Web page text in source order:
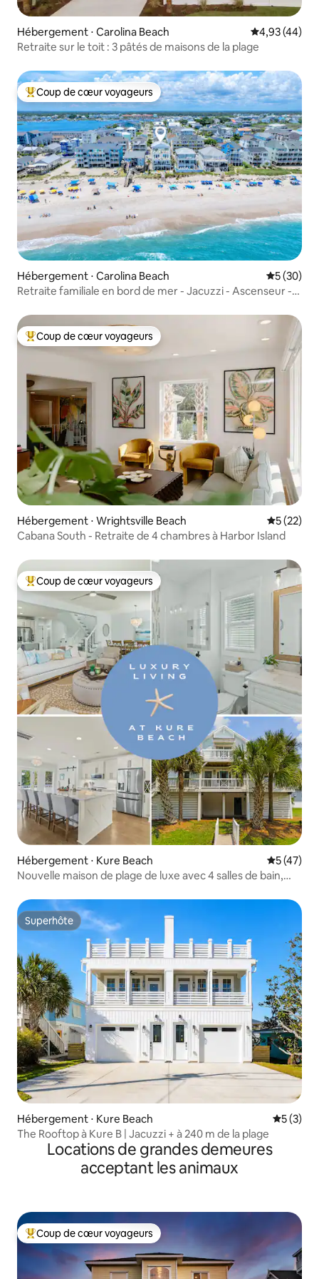
Hébergement ⋅ Carolina Beach Évaluation
4,93 (44)
Retraite sur le toit : 3 pâtés de maisons de la plage
Coups de cœur voyageurs les plus appréciés
Coup de cœur voyageurs
Hébergement ⋅ Carolina Beach
5 (30)
Retraite familiale en bord de mer - Jacuzzi - Ascenseur -
Coups de cœur voyageurs les plus appréciés
Coup de cœur voyageurs
Hébergement ⋅ Wrightsville Beach
5 (22)
Cabana South - Retraite de 4 chambres à Harbor Island
Coups de cœur voyageurs les plus appréciés
Coup de cœur voyageurs
Hébergement ⋅ Kure Beach
5 (47)
Nouvelle maison de plage de luxe avec 4 salles de bain,
Superhôte
Superhôte
Hébergement ⋅ Kure Beach
5 (3)
The Rooftop à Kure B | Jacuzzi + à 240 m de la plage
Locations de grandes demeures
acceptant les animaux
Coups de cœur voyageurs les plus appréciés
Coup de cœur voyageurs